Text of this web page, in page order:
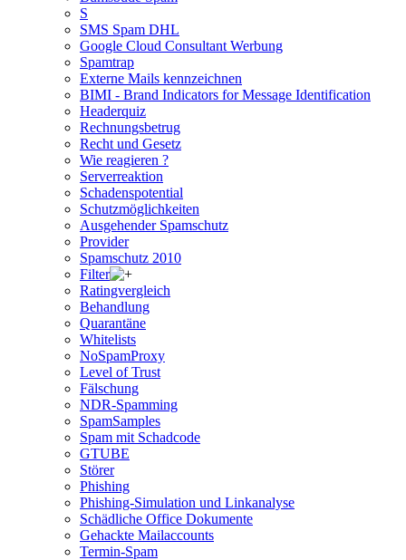
S
SMS Spam DHL
Google Cloud Consultant Werbung
Spamtrap
Externe Mails kennzeichnen
BIMI - Brand Indicators for Message Identification
Headerquiz
Rechnungsbetrug
Recht und Gesetz
Wie reagieren ?
Serverreaktion
Schadenspotential
Schutzmöglichkeiten
Ausgehender Spamschutz
Provider
Spamschutz 2010
Filter
Ratingvergleich
Behandlung
Quarantäne
Whitelists
NoSpamProxy
Level of Trust
Fälschung
NDR-Spamming
SpamSamples
Spam mit Schadcode
GTUBE
Störer
Phishing
Phishing-Simulation und Linkanalyse
Schädliche Office Dokumente
Gehackte Mailaccounts
Termin-Spam